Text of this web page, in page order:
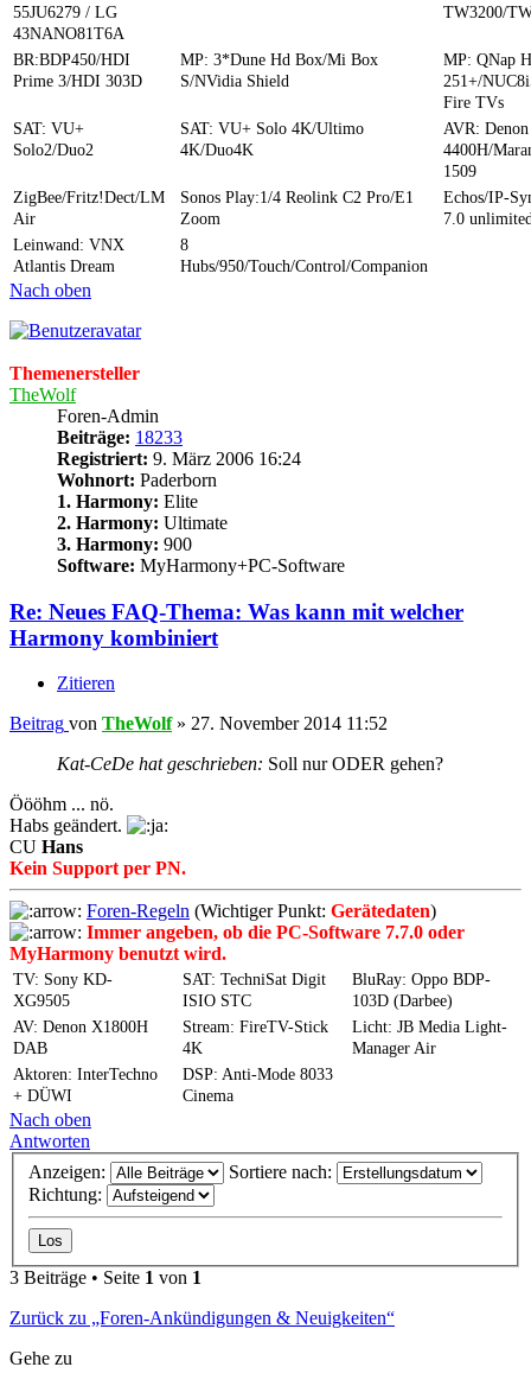
55JU6279 / LG
43NANO81T6A
TW3200/
BR:BDP450/HDI
Prime 3/HDI 303D
MP: 3*Dune Hd Box/Mi Box
S/NVidia Shield
MP: QNap
251+/
Fire TVs
SAT: VU+
Solo2/Duo2
SAT: VU+ Solo 4K/Ultimo
4K/Duo4K
AVR: Denon
4400H/
1509
ZigBee/Fritz!Dect/LM
Air
Sonos Play:1/4 Reolink C2 Pro/E1
Zoom
Echos/IP-
7.0
Leinwand: VNX
Atlantis Dream
8
Hubs/950/Touch/Control/Companion
Nach oben
Themenersteller
TheWolf
Foren-Admin
Beiträge: 18233
Registriert: 9. März 2006 16:24
Wohnort: Paderborn
1. Harmony: Elite
2. Harmony: Ultimate
3. Harmony: 900
Software: MyHarmony+PC-Software
Re: Neues FAQ-Thema: Was kann mit welcher
Harmony kombiniert
Zitieren
Beitrag von TheWolf» 27. November 2014 11:52
Kat-CeDe hat geschrieben: Soll nur ODER gehen?
Öööhm ... nö.
Habs geändert.
CU Hans
Kein Support per PN.
Foren-Regeln (Wichtiger Punkt: Gerätedaten)
Immer angeben, ob die PC-Software 7.7.0 oder
MyHarmony benutzt wird.
TV: Sony KD-
XG9505
SAT: TechniSat Digit
ISIO STC
BluRay: Oppo BDP-
103D (Darbee)
AV: Denon X1800H
DAB
Stream: FireTV-Stick
4K
Licht: JB Media Light-
Manager Air
Aktoren: InterTechno
+ DÜWI
DSP: Anti-Mode 8033
Cinema
Nach oben
Antworten
Anzeigen:
Sortiere nach:
Richtung:
3 Beiträge • Seite 1 von 1
Zurück zu „Foren-Ankündigungen & Neuigkeiten“
Gehe zu